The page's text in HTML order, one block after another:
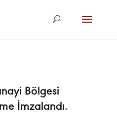
Bölgesi
İmzalandı.